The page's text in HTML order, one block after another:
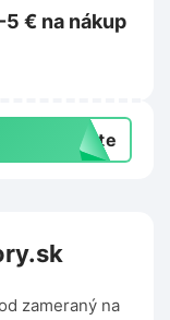
€ na nákup
exte
zameraný na